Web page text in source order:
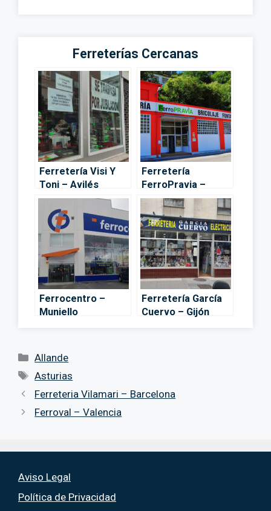
Ferreterías Cercanas
Ferretería Visi Y
Toni – Avilés
Ferretería
FerroPravia –
Pravia
Ferrocentro –
Muniello
Ferretería García
Cuervo – Gijón
Categorías
Allande
Etiquetas
Asturias
Ferreteria Vilamari – Barcelona
Ferroval – Valencia
Aviso Legal
Política de Privacidad